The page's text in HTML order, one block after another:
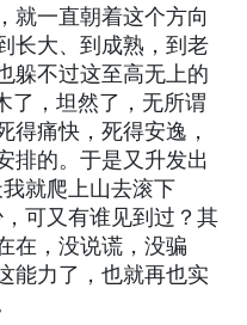
就一直朝着这个方向
长大、到成熟，到老
躲不过这至高无上的
了，坦然了，无所谓
得痛快，死得安逸，
排的。于是又升发出
就爬上山去滚下
可又有谁见到过？其
在，没说谎，没骗
能力了，也就再也实